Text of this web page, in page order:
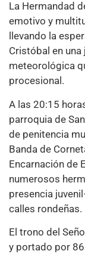
La Hermandad
emotivo y
llevando la
Cristóbal en
meteorológica
procesional.
A las 20:15
parroquia de
de penitencia
Banda de
Encarnación de
numerosos
presencia
calles rondeñas.
El trono del
y portado por